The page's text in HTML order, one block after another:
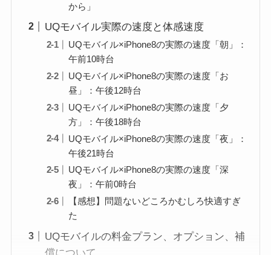
から」
UQモバイル実際の速度と体感速度
UQモバイル×iPhone8の実際の速度「朝」：
午前10時台
UQモバイル×iPhone8の実際の速度「お
昼」：午後12時台
UQモバイル×iPhone8の実際の速度「夕
方」：午後18時台
UQモバイル×iPhone8の実際の速度「夜」：
午後21時台
UQモバイル×iPhone8の実際の速度「深
夜」：午前0時台
【感想】問題ないどころかむしろ快適すぎ
た
UQモバイルの料金プラン、オプション、補
償について